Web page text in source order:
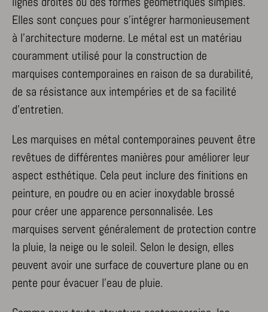
Elles sont conçues pour s’intégrer harmonieusement
à l’architecture moderne. Le métal est un matériau
couramment utilisé pour la construction de
marquises contemporaines en raison de sa durabilité,
de sa résistance aux intempéries et de sa facilité
d’entretien.
Les marquises en métal contemporaines peuvent être
revêtues de différentes manières pour améliorer leur
aspect esthétique. Cela peut inclure des finitions en
peinture, en poudre ou en acier inoxydable brossé
pour créer une apparence personnalisée. Les
marquises servent généralement de protection contre
la pluie, la neige ou le soleil. Selon le design, elles
peuvent avoir une surface de couverture plane ou en
pente pour évacuer l’eau de pluie.
viewed_cookie_policy
Autres services
Cette catégorie comprend tous les cookies, domaines et services
qui ne sont pas inclus dans les autres catégories spécifiques ou qui
n'ont pas été explicitement catégorisés.
Afficher les détails
_dd_s
amp_*
cbLDBex
notified-Affichage_Charte
perf_*
s_epac
ssm_au_c
x-hng